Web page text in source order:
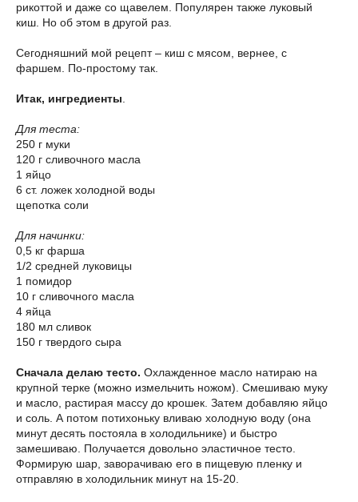
рикоттой и даже со щавелем. Популярен также луковый
киш. Но об этом в другой раз.
Сегодняшний мой рецепт – киш с мясом, вернее, с
фаршем. По-простому так.
Итак, ингредиенты
Для теста:
250 г муки
120 г сливочного масла
1 яйцо
6 ст. ложек холодной воды
щепотка соли
Для начинки:
0,5 кг фарша
1/2 средней луковицы
1 помидор
10 г сливочного масла
4 яйца
180 мл сливок
150 г твердого сыра
Сначала делаю тесто. Охлажденное масло натираю на
крупной терке (можно измельчить ножом). Смешиваю муку
и масло, растирая массу до крошек. Затем добавляю яйцо
и соль. А потом потихоньку вливаю холодную воду (она
минут десять постояла в холодильнике) и быстро
замешиваю. Получается довольно эластичное тесто.
Формирую шар, заворачиваю его в пищевую пленку и
отправляю в холодильник минут на 15-20.